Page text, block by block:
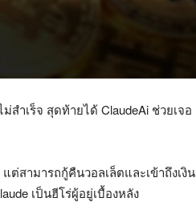
ำเร็จ สุดท้ายได้ ClaudeAi ช่วยเจอ
ต่สามารถกู้คืนวอลเล็ตและเข้าถึงเงิน
เป็นฮีโร่ผู้อยู่เบื้องหลัง